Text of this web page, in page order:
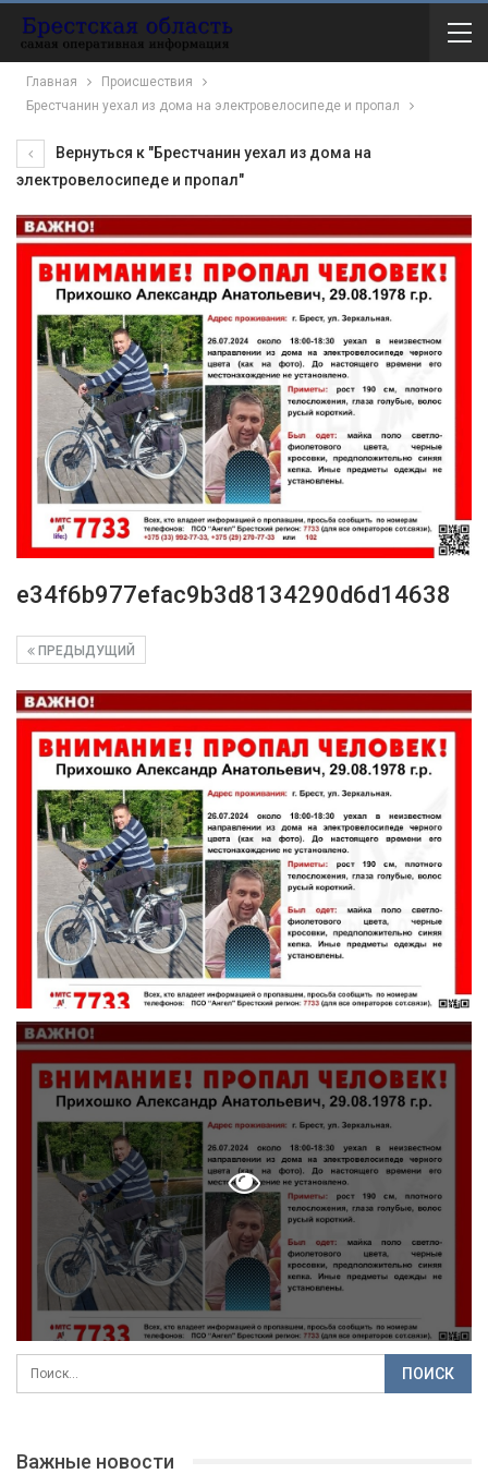
Главная
Происшествия
Брестчанин уехал из дома на электровелосипеде и пропал
Вернуться к "Брестчанин уехал из дома на
электровелосипеде и пропал"
e34f6b977efac9b3d8134290d6d14638
ПРЕДЫДУЩИЙ
Важные новости